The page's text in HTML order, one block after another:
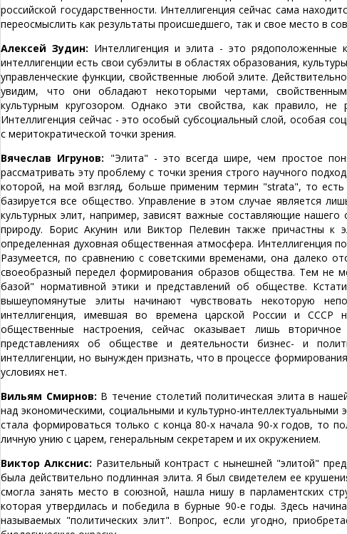
российской государственности. Интеллигенция сейчас сама
переосмыслить как результаты происшедшего, так и свое место в
Алексей Зудин: Интеллигенция и элита - это рядоположенные
интеллигенции есть свои субэлиты в областях образования,
управленческие функции, свойственные любой элите.
увидим, что они обладают некоторыми чертами,
культурным кругозором. Однако эти свойства, как правило,
Интеллигенция сейчас - это особый субсоциальный слой, особая
с меритократической точки зрения.
Вячеслав Игрунов: "Элита" - это всегда шире, чем простое
рассматривать эту проблему с точки зрения строго научного
которой, на мой взгляд, больше применим термин "strata", то
базируется все общество. Управление в этом случае является
культурных элит, например, зависят важные составляющие
природу. Борис Акунин или Виктор Пелевин также причастны к
определенная духовная общественная атмосфера. Интеллигенция
Разумеется, по сравнению с советскими временами, она далеко
своеобразный передел формирования образов общества. Тем не
базой" нормативной этики и представлений об обществе.
вышеупомянутые элиты начинают чувствовать некоторую
интеллигенция, имевшая во времена царской России и СССР
общественные настроения, сейчас оказывает лишь
представлениях об обществе и деятельности бизнес- и
интеллигенции, но вынужден признать, что в процессе
условиях нет.
Вильям Смирнов: В течение столетий политическая элита в
над экономическими, социальными и культурно-интеллектуальными
стала формироваться только с конца 80-х начала 90-х годов, то
личную унию с царем, генеральным секретарем и их окружением.
Виктор Алкснис: Разительный контраст с нынешней "элитой"
была действительно подлинная элита. Я был свидетелем ее
смогла занять место в союзной, нашла нишу в парламентских
которая утвердилась и победила в бурные 90-е годы. Здесь
называемых "политических элит". Вопрос, если угодно,